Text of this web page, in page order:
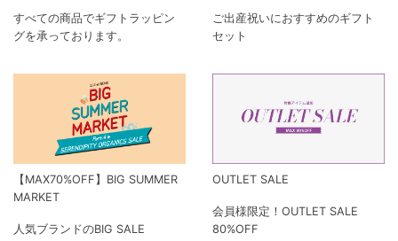
すべての商品でギフトラッピン
グを承っております。
ご出産祝いにおすすめのギフト
セット
【MAX70%OFF】BIG SUMMER
MARKET
人気ブランドのBIG SALE
OUTLET SALE
会員様限定！OUTLET SALE
80%OFF